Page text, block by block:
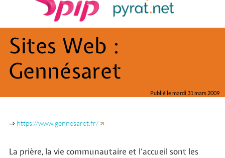
Sites Web :
Gennésaret
Publié le mardi 31 mars 2009
⇒ https://www.gennesaret.fr/
La prière, la vie communautaire et l’accueil sont les